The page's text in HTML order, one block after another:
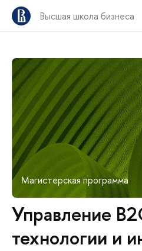
Высшая школа бизнеса
Магистерская программа
Управление
технологии и